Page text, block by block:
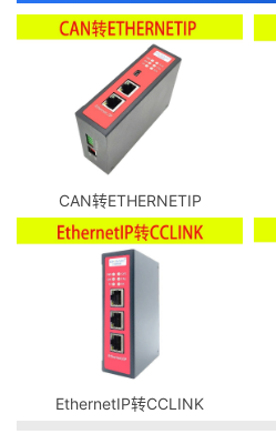
CAN转ETHERNETIP
EthernetIP转CCLINK